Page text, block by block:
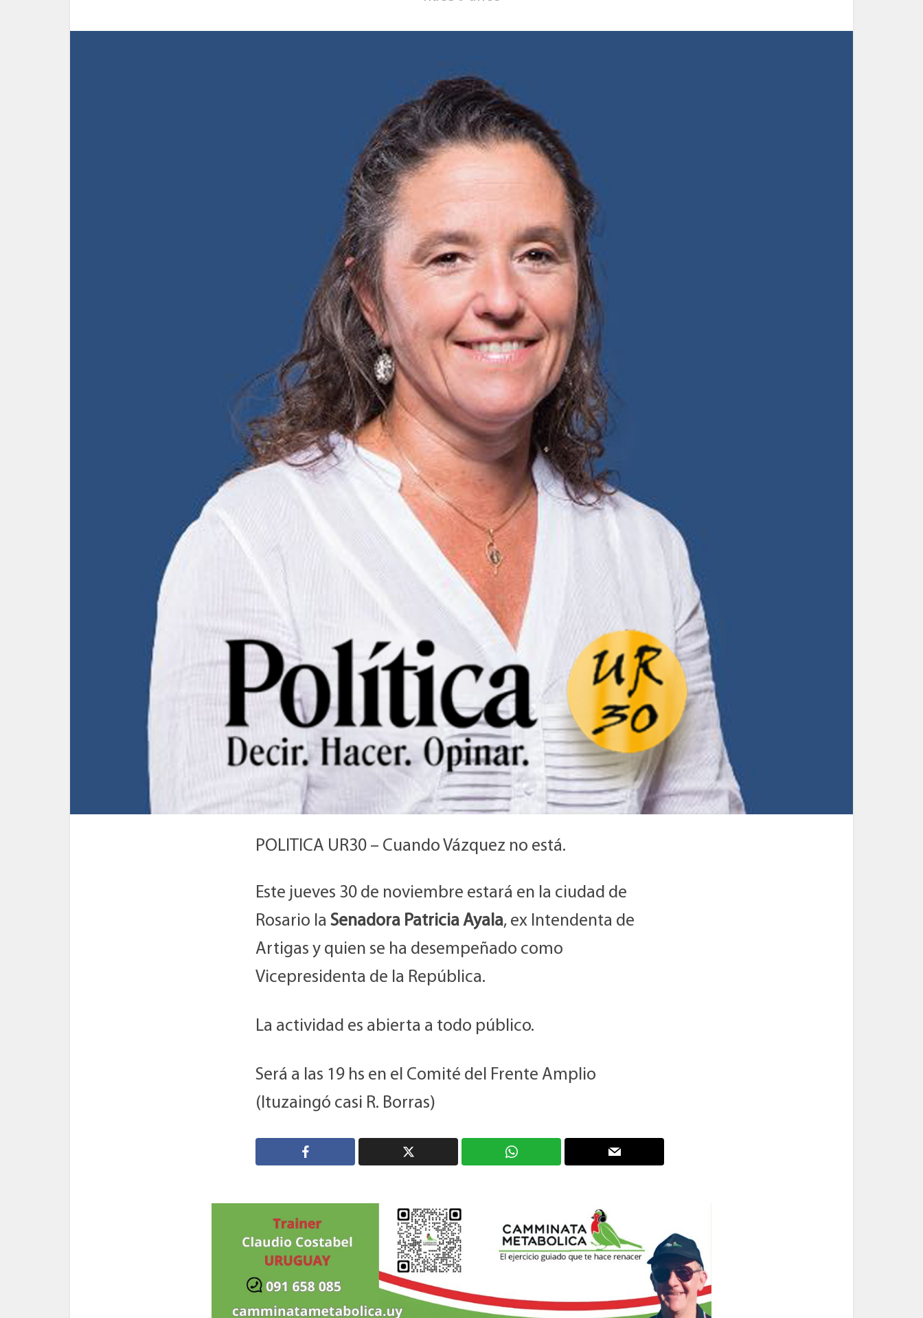
POLITICA UR30 – Cuando Vázquez no está.
Este jueves 30 de noviembre estará en la ciudad de
Rosario la Senadora Patricia Ayala, ex Intendenta de
Artigas y quien se ha desempeñado como
Vicepresidenta de la República.
La actividad es abierta a todo público.
Será a las 19 hs en el Comité del Frente Amplio
(Ituzaingó casi R. Borras)